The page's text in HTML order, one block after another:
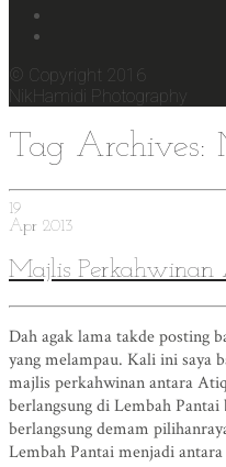
© Copyright 2016
NikHamidi Photography
Tag Archives:
19
Apr 2013
Majlis
Dah agak lama takde posting
yang melampau. Kali ini saya
majlis perkahwinan antara
berlangsung di Lembah
berlangsung demam
Lembah Pantai menjadi